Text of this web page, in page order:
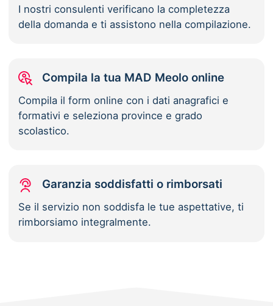
I nostri consulenti verificano la completezza
della domanda e ti assistono nella compilazione.
Compila la tua MAD Meolo online
Compila il form online con i dati anagrafici e
formativi e seleziona province e grado
scolastico.
Garanzia soddisfatti o rimborsati
Se il servizio non soddisfa le tue aspettative, ti
rimborsiamo integralmente.